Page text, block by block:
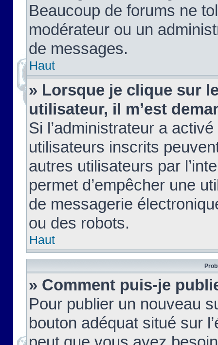
Beaucoup de forums ne
modérateur ou un
de messages.
Haut
» Lorsque je clique sur
utilisateur, il m’est
Si l’administrateur a
utilisateurs inscrits
autres utilisateurs par
permet d’empêcher une
de messagerie
ou des robots.
Haut
» Comment puis-je
Pour publier un nouveau
bouton adéquat situé sur